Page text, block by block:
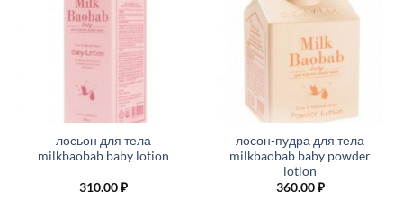
лосьон для тела
milkbaobab baby lotion
310.00₽
лосон-пудра для тела
milkbaobab baby powder
lotion
360.00₽